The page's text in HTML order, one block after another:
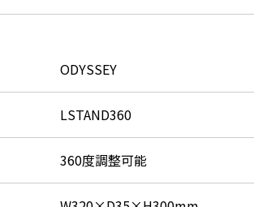
ODYSSEY
LSTAND360
360度調整可能